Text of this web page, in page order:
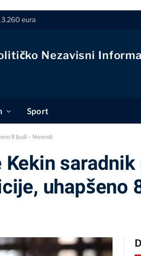
eura
Nezavisni
Sport
8 ljudi – Novosti
uhapšeno